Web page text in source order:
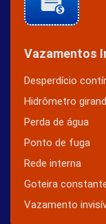
Vazamentos
Desperdício
Hidrômetro
Perda de água
Ponto de fuga
Rede interna
Goteira
Vazamento